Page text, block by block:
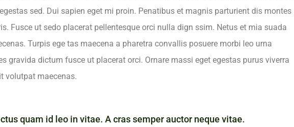
sed. Dui sapien eget mi proin. Penatibus et magnis parturient dis montes
Fusce ut sedo placerat pellentesque orci nulla dign ssim. Netus et mia suada
Turpis ege tas maecena a pharetra convallis posuere morbi leo urna
gravida dictum fusce ut placerat orci. Ornare massi eget egestas purus viverra
volutpat maecenas.
quam id leo in vitae. A cras semper auctor neque vitae.